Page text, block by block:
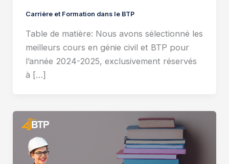
Carrière et Formation dans le BTP
Table de matière: Nous avons sélectionné les
meilleurs cours en génie civil et BTP pour
l’année 2024-2025, exclusivement réservés
à […]